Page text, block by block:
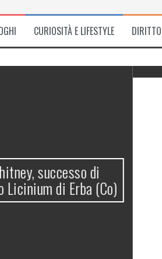
CURIOSITÀ E LIFESTYLE DIRITTO
successo di
di Erba (Co)